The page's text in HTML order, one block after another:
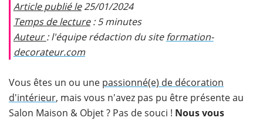
Article publié le25/01/2024
Temps de lecture: 5 minutes
Auteur: l'équipe rédaction du siteformation-
decorateur.com​
Vous êtes un ou une passionné(e) de décoration
d'intérieur, mais vous n'avez pas pu être présente au
Salon Maison & Objet ? Pas de souci ! Nous vous